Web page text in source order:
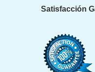
Satisfacción